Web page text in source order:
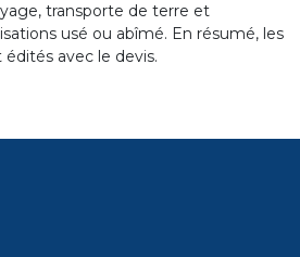
transporte de terre et
usé ou abîmé. En résumé, les
édités avec le devis.